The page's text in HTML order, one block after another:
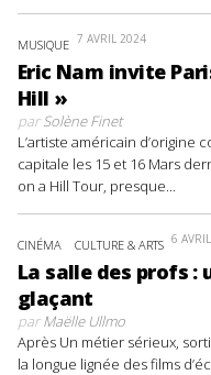
MUSIQUE 7 AVRIL 2024
Eric Nam invite
Hill »
parSolène Finet
L’artiste américain d’origine
capitale les 15 et 16 Mars
on a Hill Tour, presque...
CINÉMA CULTURE & ARTS 6
La salle des profs
glaçant
parMaëlle Ullmo
Après Un métier sérieux,
la longue lignée des films